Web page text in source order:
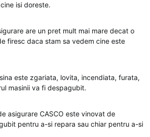
isi doreste.
are un pret mult mai mare decat o
firesc daca stam sa vedem cine este
este zgariata, lovita, incendiata, furata,
masinii va fi despagubit.
asigurare CASCO este vinovat de
pentru a-si repara sau chiar pentru a-si